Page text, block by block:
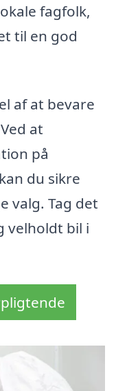
fagfolk,
til en god
af at bevare
at
på
du sikre
valg. Tag det
velholdt bil i